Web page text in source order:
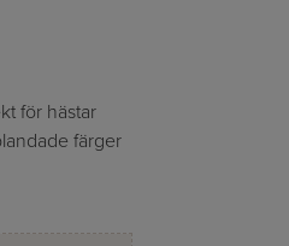
för hästar
färger